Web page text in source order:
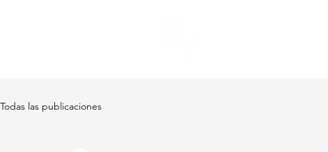
Todas las publicaciones